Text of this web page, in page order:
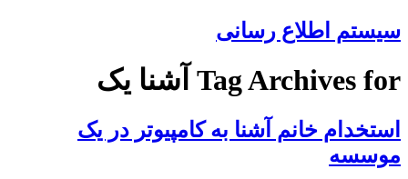
سیستم اطلاع رسانی
Tag Archives for آشنا یک
استخدام خانم آشنا به کامپیوتر در یک
موسسه